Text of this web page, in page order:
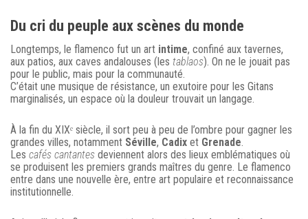
Du cri du peuple aux scènes du monde
Longtemps, le flamenco fut un art intime, confiné aux tavernes,
aux patios, aux caves andalouses (les tablaos). On ne le jouait pas
pour le public, mais pour la communauté.
C’était une musique de résistance, un exutoire pour les Gitans
marginalisés, un espace où la douleur trouvait un langage.
À la fin du XIXᵉ siècle, il sort peu à peu de l’ombre pour gagner les
grandes villes, notamment Séville, Cadix et Grenade.
Les cafés cantantes deviennent alors des lieux emblématiques où
se produisent les premiers grands maîtres du genre. Le flamenco
entre dans une nouvelle ère, entre art populaire et reconnaissance
institutionnelle.